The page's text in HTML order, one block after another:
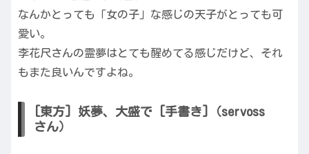
なんかとっても「女の子」な感じの天子がとっても可
愛い。
李花尺さんの霊夢はとても醒めてる感じだけど、それ
もまた良いんですよね。
[東方] 妖夢、大盛で [手書き]（servoss
さん）